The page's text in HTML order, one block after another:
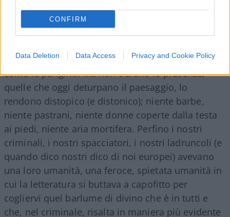
CONFIRM
Data Deletion Data Access Privacy and Cookie Policy
come quella di Praga, dove casermoni sovietici ti
davano un ferroso benvenuto, un grigio come sta?
Pallide, come quelle di Stoccolma. Esasperanti,
come le parigine. Ma non c’erano le presenze,
quelle che oggi deturpano il paesaggio, lo
rendono distopico (e distonico); niente barbe,
niente pastrani, niente donne coperte dalla testa
ai piedi, niente aria mortifera. Perfino i nostri
criminali, i nostri spacciatori, i nostri ladruncoli (e
quando dico nostri dico di noi europei) avevano
una loro umanità, una feroce, spietata umanità in
cui la letteratura si buttava a capofitto per
cogliervi quel barlume di divino che è in tutti e
che, nel criminale, risalta in maniera più evidente